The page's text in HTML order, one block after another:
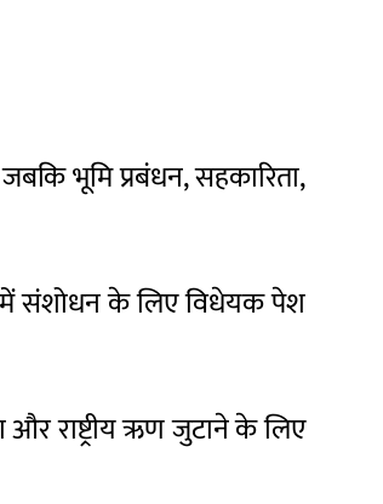
भूमि प्रबंधन, सहकारिता,
में संशोधन के लिए विधेयक पेश
और राष्ट्रीय ऋण जुटाने के लिए